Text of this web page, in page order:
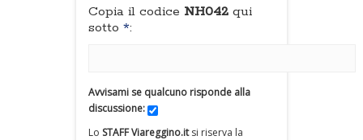
Copia il codice NH042 qui
sotto *:
Avvisami se qualcuno risponde alla
discussione:
Lo STAFF Viareggino.itsi riserva la